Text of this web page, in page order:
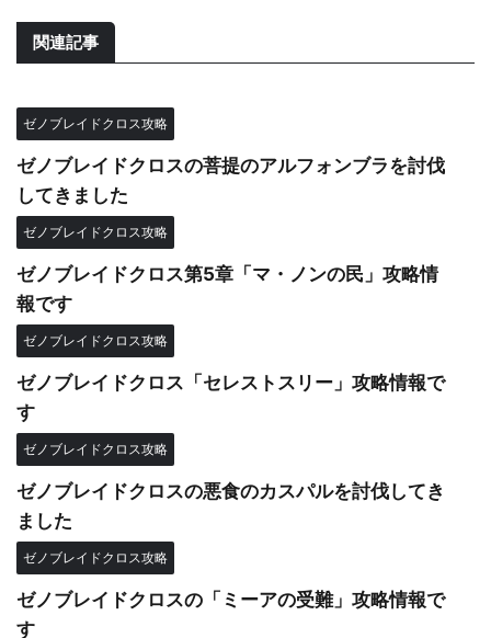
関連記事
ゼノブレイドクロス攻略
ゼノブレイドクロスの菩提のアルフォンブラを討伐
してきました
ゼノブレイドクロス攻略
ゼノブレイドクロス第5章「マ・ノンの民」攻略情
報です
ゼノブレイドクロス攻略
ゼノブレイドクロス「セレストスリー」攻略情報で
す
ゼノブレイドクロス攻略
ゼノブレイドクロスの悪食のカスパルを討伐してき
ました
ゼノブレイドクロス攻略
ゼノブレイドクロスの「ミーアの受難」攻略情報で
す